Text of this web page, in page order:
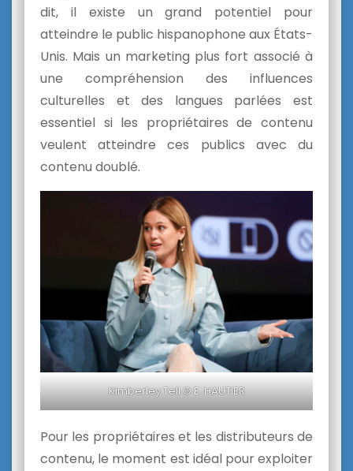
dit, il existe un grand potentiel pour
atteindre le public hispanophone aux États-
Unis. Mais un marketing plus fort associé à
une compréhension des influences
culturelles et des langues parlées est
essentiel si les propriétaires de contenu
veulent atteindre ces publics avec du
contenu doublé.
Kimberley Tell © E. HAUTIER
Pour les propriétaires et les distributeurs de
contenu, le moment est idéal pour exploiter